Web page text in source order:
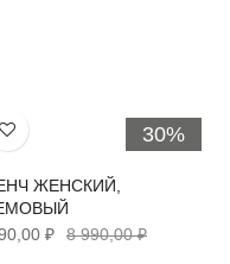
30%
Хочу!
ЖЕНСКИЙ,
₽
8 990,00 ₽